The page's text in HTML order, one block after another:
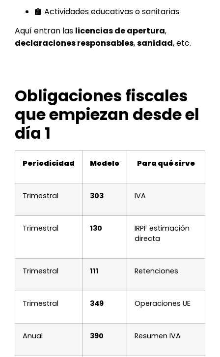
🏫 Actividades educativas o sanitarias
Aquí entran las licencias de apertura,
declaraciones responsables,sanidad, etc.
Obligaciones fiscales
que empiezan desde el
día 1
Periodicidad Modelo Para qué sirve
Trimestral 303 IVA
Trimestral 130
IRPF estimación
directa
Trimestral 111 Retenciones
Trimestral 349 Operaciones UE
Anual 390 Resumen IVA